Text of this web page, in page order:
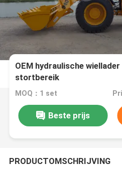
OEM hydraulische
stortbereik
MOQ：1 set
Beste prijs
PRODUCTOMSCHRIJVING